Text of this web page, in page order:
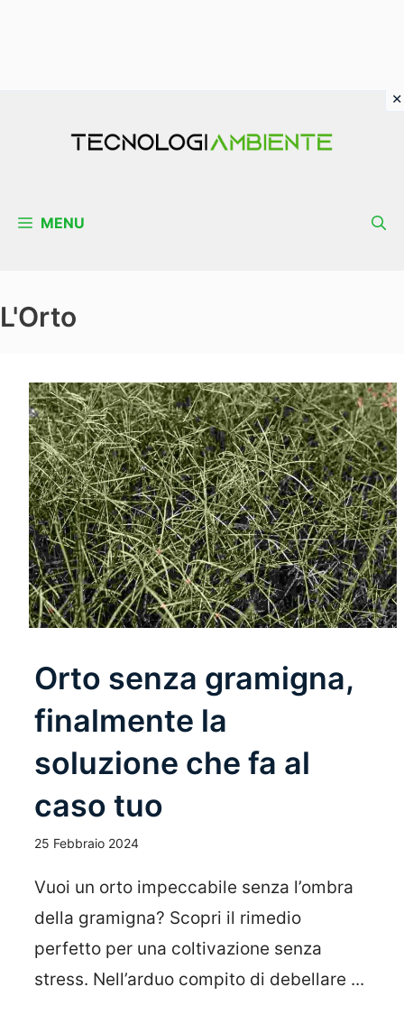
MENU
L'Orto
Orto senza gramigna,
finalmente la
soluzione che fa al
caso tuo
25 Febbraio 2024
Vuoi un orto impeccabile senza l’ombra
della gramigna? Scopri il rimedio
perfetto per una coltivazione senza
stress. Nell’arduo compito di debellare ...